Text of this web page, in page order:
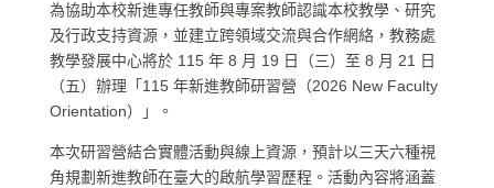
為協助本校新進專任教師與專案教師認識本校教學、研究
及行政支持資源，並建立跨領域交流與合作網絡，教務處
教學發展中心將於 115 年 8 月 19 日（三）至 8 月 21 日
（五）辦理「115 年新進教師研習營（2026 New Faculty
Orientation）」。
本次研習營結合實體活動與線上資源，預計以三天六種視
角規劃新進教師在臺大的啟航學習歷程。活動內容將涵蓋